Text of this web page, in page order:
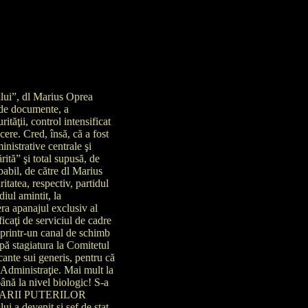
ce urma să se desfăşoare în noiembrie. Despre compromis şi musamalizare în regimul dictaturii E lesne de observat, chiar şi din cele întâmplate în septembrie 1989 la ITC Cluj-Napoca, disponibilitatea la compromis a unor oameni, a unor organizatii din chiar sistemul dictaturii. La acest capitol inventarul e mare, din moment ce doar eu, am trait sau am fost martor al mai multor astfel de “compromisuri”. Motivele individuale, resorturile intime ale celor din sistemul dictaturii spre compromis pot fi foarte variate, dar un factor care nu poate fi neglijat stă în insasi esenţa dictaturii, a intoleranţei ei. Dictatura se menţinea prin frică care o insufla atât oamenilor de rând cât şi “ostaşilor” dictaturii. Facerea publică a unei defecţiuni, a unei fronde, asocieri libere, complot împotriva ordinii, nerespectarea unor decizii, neîndeplinirea planului (si paleta e foarte bogată) atrăgea după sine represalii – retrogradări, schimbări din funcţii, rotiri de cadre chiar dacă respectivele cadre nu aveau nici o vină în cele intâmplate. Datorită acestui mod de lucru, esşloanele inferioare ale partidului ocultau, uitau, muşamalizau, “minimizau” diferite evenimente nedorite, care ar fi putut constitui un prilej de avansare pentru un rival, care dorea postul celui ce stăpânea feuda în care s-a intâmplat evenimentul, sau un motiv de “suparare” pentru cei din eşaloanele superioare sau chiar pentru “eroul între eroi neamului”. Muşamalizarea a fost un fenomen colateral, un produs specific al dictaturii oarbe, extrem de răspândit, şi prin urmare important de avut în vedere în studiul comunismului românesc. In loc de concluzie Acel noi spus în mod repetat de director, a însemnat pentru mine, c